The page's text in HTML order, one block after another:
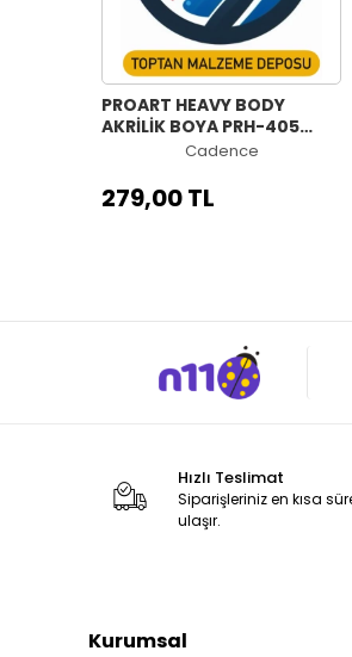
PROART HEAVY BODY
AKRİLİK BOYA PRH-405
YEŞİL 120MLCadence
279,00 TL
Hızlı Teslimat
Siparişleriniz en kısa
ulaşır.
Kurumsal